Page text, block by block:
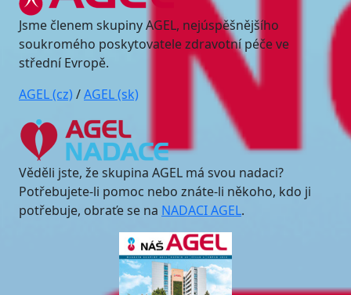
Jsme členem skupiny AGEL, nejúspěšnějšího
soukromého poskytovatele zdravotní péče ve
střední Evropě.
AGEL (cz) /AGEL (sk)
Věděli jste, že skupina AGEL má svou nadaci?
Potřebujete-li pomoc nebo znáte-li někoho, kdo ji
potřebuje, obraťe se na NADACI AGEL.